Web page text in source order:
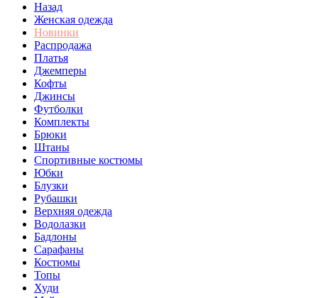
Назад
Женская одежда
Новинки
Распродажа
Платья
Джемперы
Кофты
Джинсы
Футболки
Комплекты
Брюки
Штаны
Спортивные костюмы
Юбки
Блузки
Рубашки
Верхняя одежда
Водолазки
Бадлоны
Сарафаны
Костюмы
Топы
Худи